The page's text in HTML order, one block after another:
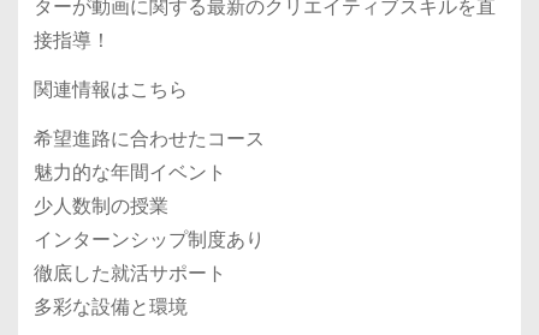
ターが動画に関する最新のクリエイティブスキルを直
接指導！
関連情報はこちら
希望進路に合わせたコース
魅力的な年間イベント
少人数制の授業
インターンシップ制度あり
徹底した就活サポート
多彩な設備と環境